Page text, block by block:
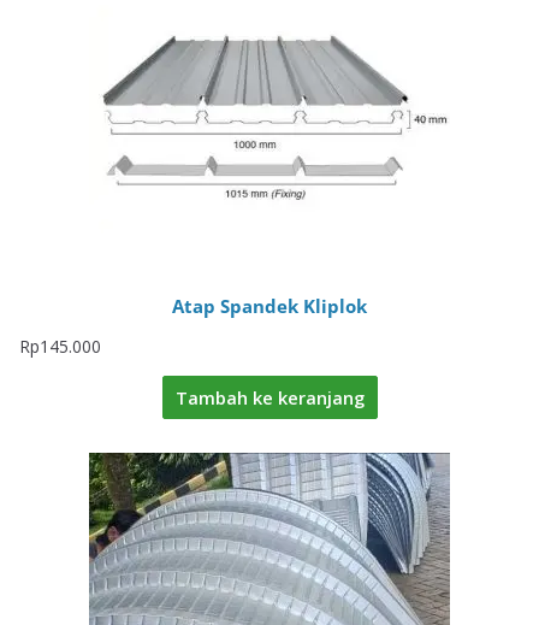
Atap Spandek Kliplok
Rp145.000
Tambah ke keranjang